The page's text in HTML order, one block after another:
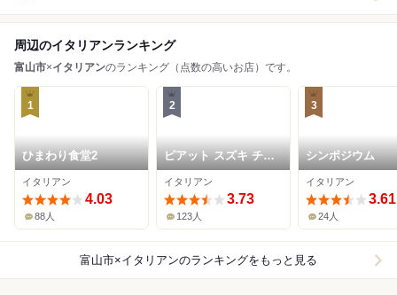
周辺のイタリアンランキング
富山市×イタリアンのランキング（点数の高いお店）です。
1
ひまわり食堂2
イタリアン
4.03
88人
2
ピアット スズキ チン
クエ
イタリアン
3.73
123人
3
シンポジウム
イタリアン
3.61
24人
富山市×イタリアンのランキングをもっと見る